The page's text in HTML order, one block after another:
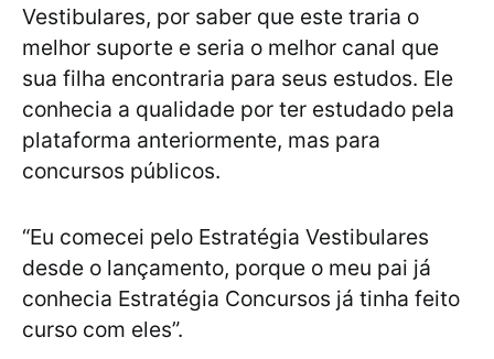
Vestibulares, por saber que este traria o
melhor suporte e seria o melhor canal que
sua filha encontraria para seus estudos. Ele
conhecia a qualidade por ter estudado pela
plataforma anteriormente, mas para
concursos públicos.
“Eu comecei pelo Estratégia Vestibulares
desde o lançamento, porque o meu pai já
conhecia Estratégia Concursos já tinha feito
curso com eles”.